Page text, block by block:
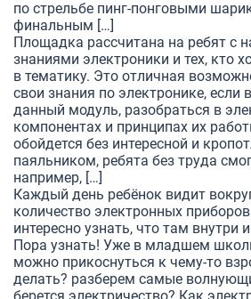
по стрельбе пинг-понговыми
финальным […]
Площадка рассчитана на ребят с
знаниями электроники и тех, кто
в тематику. Это отличная
свои знания по электронике, если
данный модуль, разобраться в
компонентах и принципах их
обойдется без интересной и
паяльником, ребята без труда
например, […]
Каждый день ребёнок видит
количество электронных
интересно узнать, что там внутри
Пора узнать! Уже в младшем
можно прикоснуться к чему-то
делать? разберем самые
берется электричество? Как